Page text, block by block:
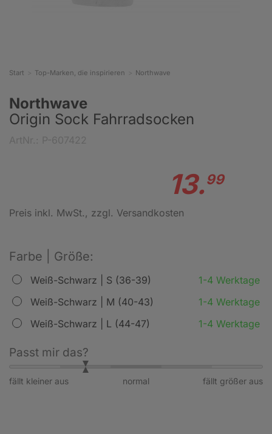
Start Top-Marken, die inspirieren Northwave
Northwave
Origin Sock Fahrradsocken
13.99
Preis inkl. MwSt., zzgl. Versandkosten
Farbe | Größe:
Weiß-Schwarz | S (36-39)
1-4 Werktage
Weiß-Schwarz | M (40-43)
1-4 Werktage
Weiß-Schwarz | L (44-47)
1-4 Werktage
Passt mir das?
fällt kleiner aus fällt größer aus
normal